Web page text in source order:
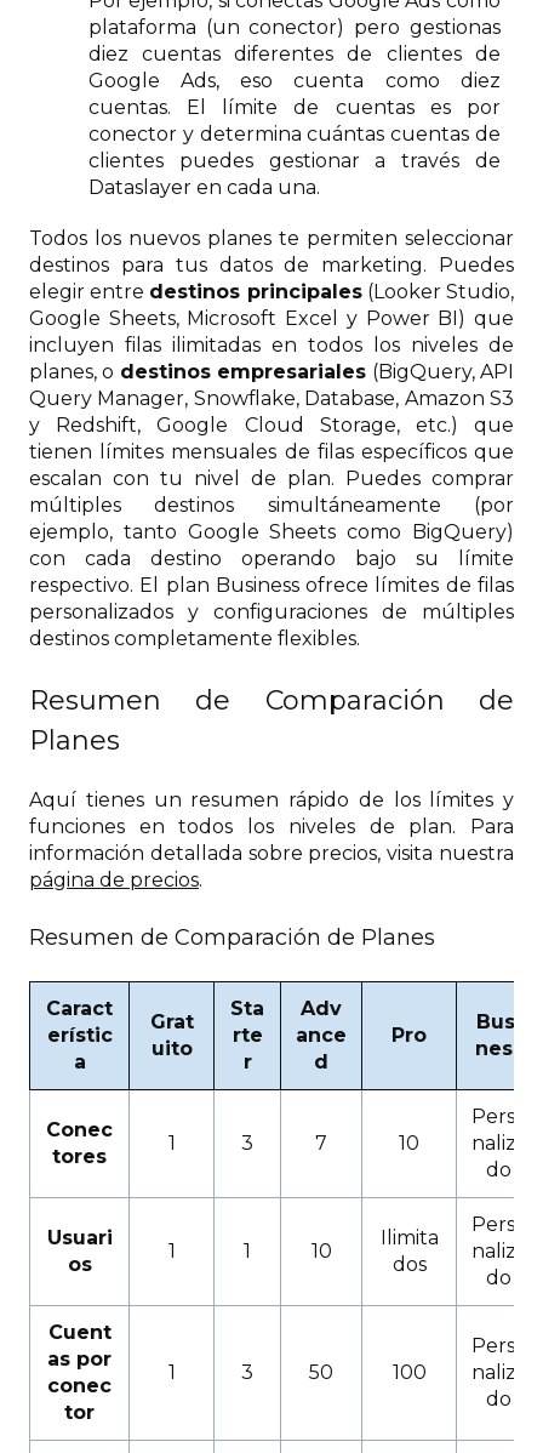
plataforma (un conector) pero gestionas
diez cuentas diferentes de clientes de
Google Ads, eso cuenta como diez
cuentas. El límite de cuentas es por
conector y determina cuántas cuentas de
clientes puedes gestionar a través de
Dataslayer en cada una.
Todos los nuevos planes te permiten seleccionar
destinos para tus datos de marketing. Puedes
elegir entre destinos principales(Looker Studio,
Google Sheets, Microsoft Excel y Power BI) que
incluyen filas ilimitadas en todos los niveles de
planes, o destinos empresariales (BigQuery, API
Query Manager, Snowflake, Database, Amazon S3
y Redshift, Google Cloud Storage, etc.) que
tienen límites mensuales de filas específicos que
escalan con tu nivel de plan. Puedes comprar
múltiples destinos simultáneamente (por
ejemplo, tanto Google Sheets como BigQuery)
con cada destino operando bajo su límite
respectivo. El plan Business ofrece límites de filas
personalizados y configuraciones de múltiples
destinos completamente flexibles.
Resumen de Comparación de
Planes
Aquí tienes un resumen rápido de los límites y
funciones en todos los niveles de plan. Para
información detallada sobre precios, visita nuestra
página de precios.
Resumen de Comparación de Planes
Caract
erístic
a
Grat
uito
Sta
rte
r
Adv
ance
d
Pro
Busi
ness
Conec
tores
1 3 7 10
Perso
naliza
do
Usuari
os
1 1 10
Ilimita
dos
Perso
naliza
do
Cuent
as por
conec
tor
1 3 50 100
Perso
naliza
do